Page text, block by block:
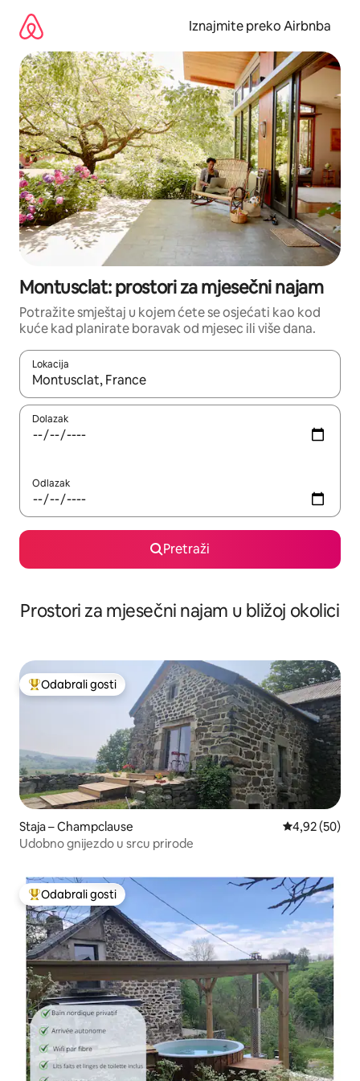
sadržaj
Iznajmite preko Airbnba
Montusclat: prostori za mjesečni najam
Potražite smještaj u kojem ćete se osjećati kao kod
kuće kad planirate boravak od mjesec ili više dana.
Lokacija
Kada budu dostupni rezultati, moći ćete ih pregledati
Dolazak
Odlazak
Pretraži
Prostori za mjesečni najam u bližoj okolici
Među najviše rangiranima s oznakom „Odabrali gosti”
Odabrali gosti
Staja – Champclause Prosječna
4,92 (50)
Udobno gnijezdo u srcu prirode
Među najviše rangiranima s oznakom „Odabrali gosti”
Odabrali gosti